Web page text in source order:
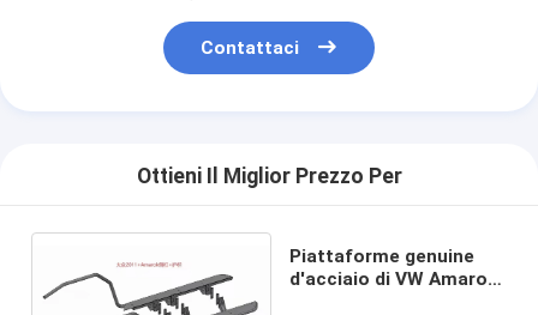
Contattaci
Ottieni Il Miglior Prezzo Per
Piattaforme genuine
d'acciaio di VW Amarok